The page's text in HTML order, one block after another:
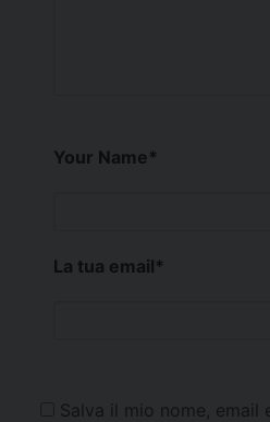
Your Name*
La tua email*
Salva il mio nome, email